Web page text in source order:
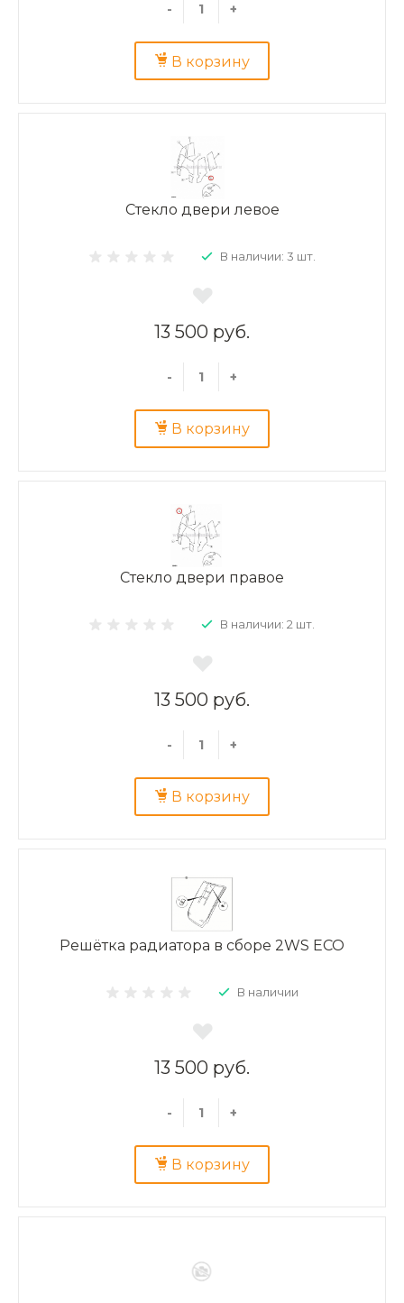
- +
В корзину
Стекло двери левое
В наличии: 3 шт.
13 500 руб.
- +
В корзину
Стекло двери правое
В наличии: 2 шт.
13 500 руб.
- +
В корзину
Решётка радиатора в сборе 2WS ECO
В наличии
13 500 руб.
- +
В корзину